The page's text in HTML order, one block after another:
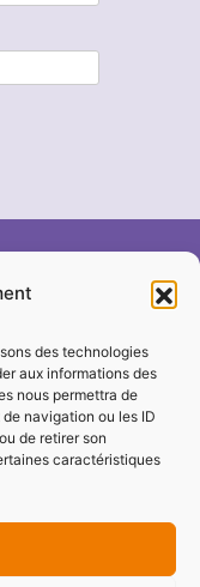
des technologies
aux informations des
nous permettra de
navigation ou les ID
de retirer son
caractéristiques